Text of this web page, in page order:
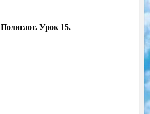
Полиглот. Урок 15.